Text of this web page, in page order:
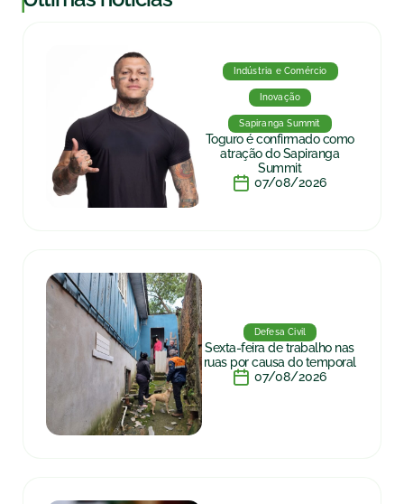
Indústria e Comércio
Inovação
Sapiranga Summit
Toguro é confirmado como
atração do Sapiranga
Summit
07/08/2026
Defesa Civil
Sexta-feira de trabalho nas
ruas por causa do temporal
07/08/2026